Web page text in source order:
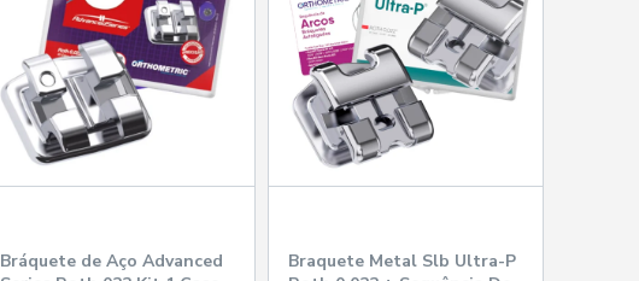
Bráquete de Aço Advanced
Braquete Metal Slb Ultra-P